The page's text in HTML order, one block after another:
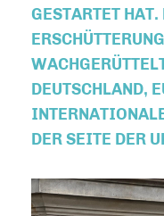
GESTARTET
DEUTSCHLAND,
DER SEITE DER